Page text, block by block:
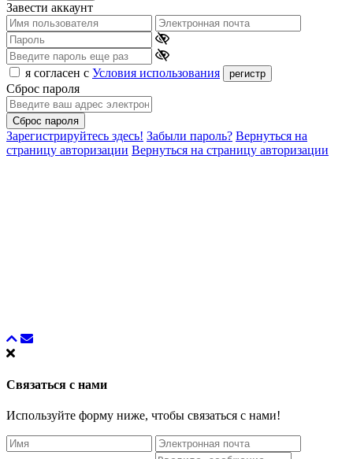
Завести аккаунт
я согласен с Условия использования регистр
Сброс пароля
Сброс пароля
Зарегистрируйтесь здесь! Забыли пароль? Вернуться на
страницу авторизации Вернуться на страницу авторизации
Связаться с нами
Используйте форму ниже, чтобы связаться с нами!